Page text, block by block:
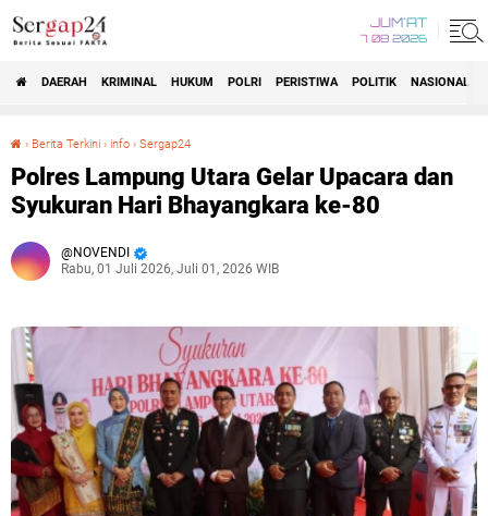
JUM'AT
7 08 2026
DAERAH KRIMINAL HUKUM POLRI PERISTIWA POLITIK NASIONAL
› Berita Terkini › info › Sergap24
Polres Lampung Utara Gelar Upacara dan
Syukuran Hari Bhayangkara ke-80
NOVENDI
Rabu, 01 Juli 2026, Juli 01, 2026 WIB